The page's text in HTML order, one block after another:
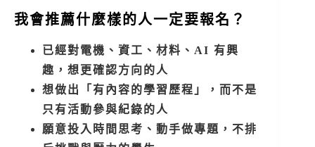
我會推薦什麼樣的人一定要報名？
已經對電機、資工、材料、AI 有興
趣，想更確認方向的人
想做出「有內容的學習歷程」，而不是
只有活動參與紀錄的人
願意投入時間思考、動手做專題，不排